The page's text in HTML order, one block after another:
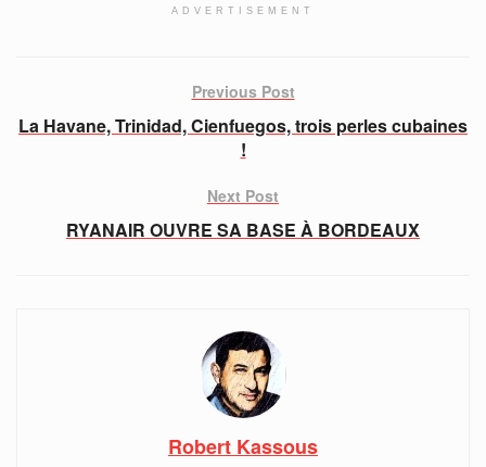
ADVERTISEMENT
Previous Post
La Havane, Trinidad, Cienfuegos, trois perles cubaines
!
Next Post
RYANAIR OUVRE SA BASE À BORDEAUX
Robert Kassous